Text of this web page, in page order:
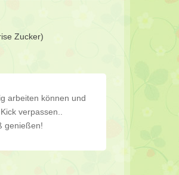
Zucker)
arbeiten können und
verpassen..
genießen!